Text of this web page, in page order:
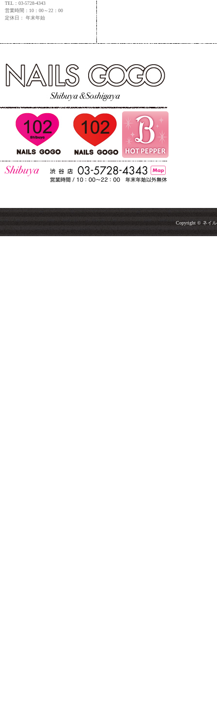
TEL：03-5728-4343
営業時間：10：00～22：00
定休日： 年末年始
Copyright © ネイル